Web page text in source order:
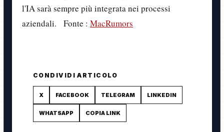
l'IA sarà sempre più integrata nei processi
aziendali. Fonte : MacRumors
CONDIVIDI ARTICOLO
X FACEBOOK TELEGRAM LINKEDIN
WHATSAPP COPIA LINK